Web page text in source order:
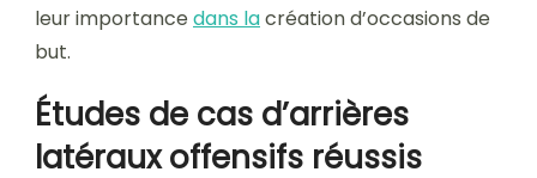
leur importance dans lacréation d’occasions de
but.
Études de cas d’arrières
latéraux offensifs réussis